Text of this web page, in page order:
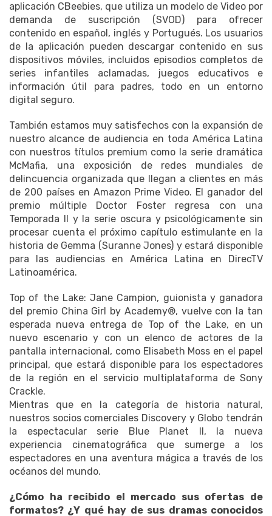
aplicación CBeebies, que utiliza un modelo de Video por
demanda de suscripción (SVOD) para ofrecer
contenido en español, inglés y Portugués. Los usuarios
de la aplicación pueden descargar contenido en sus
dispositivos móviles, incluidos episodios completos de
series infantiles aclamadas, juegos educativos e
información útil para padres, todo en un entorno
digital seguro.
También estamos muy satisfechos con la expansión de
nuestro alcance de audiencia en toda América Latina
con nuestros títulos premium como la serie dramática
McMafia, una exposición de redes mundiales de
delincuencia organizada que llegan a clientes en más
de 200 países en Amazon Prime Video. El ganador del
premio múltiple Doctor Foster regresa con una
Temporada II y la serie oscura y psicológicamente sin
procesar cuenta el próximo capítulo estimulante en la
historia de Gemma (Suranne Jones) y estará disponible
para las audiencias en América Latina en DirecTV
Latinoamérica.
Top of the Lake: Jane Campion, guionista y ganadora
del premio China Girl by Academy®, vuelve con la tan
esperada nueva entrega de Top of the Lake, en un
nuevo escenario y con un elenco de actores de la
pantalla internacional, como Elisabeth Moss en el papel
principal, que estará disponible para los espectadores
de la región en el servicio multiplataforma de Sony
Crackle.
Mientras que en la categoría de historia natural,
nuestros socios comerciales Discovery y Globo tendrán
la espectacular serie Blue Planet II, la nueva
experiencia cinematográfica que sumerge a los
espectadores en una aventura mágica a través de los
océanos del mundo.
¿Cómo ha recibido el mercado sus ofertas de
formatos? ¿Y qué hay de sus dramas conocidos